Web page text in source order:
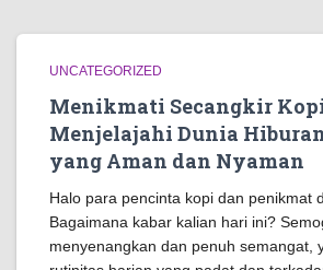
UNCATEGORIZED
Menikmati Secangkir
Menjelajahi Dunia
yang Aman dan Nyaman
Halo para pencinta kopi dan penikmat
Bagaimana kabar kalian hari ini?
menyenangkan dan penuh semangat,